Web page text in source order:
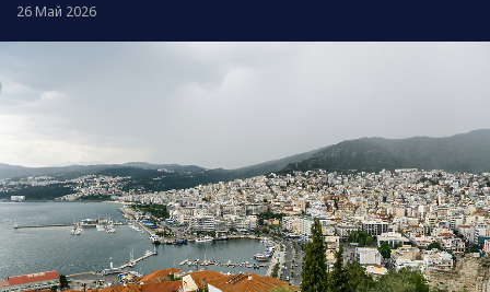
26 Май 2026